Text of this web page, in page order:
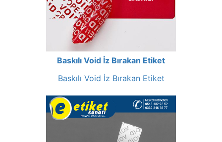
Baskılı Void İz Bırakan Etiket
Baskılı Void İz Bırakan Etiket